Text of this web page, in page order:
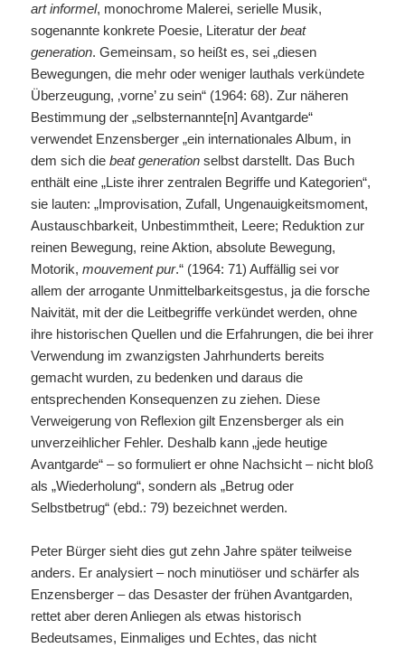
art informel, monochrome Malerei, serielle Musik,
sogenannte konkrete Poesie, Literatur derbeat
generation. Gemeinsam, so heißt es, sei „diesen
Bewegungen, die mehr oder weniger lauthals verkündete
Überzeugung, ‚vorne’ zu sein“ (1964: 68). Zur näheren
Bestimmung der „selbsternannte[n] Avantgarde“
verwendet Enzensberger „ein internationales Album, in
dem sich diebeat generation selbst darstellt. Das Buch
enthält eine „Liste ihrer zentralen Begriffe und Kategorien“,
sie lauten: „Improvisation, Zufall, Ungenauigkeitsmoment,
Austauschbarkeit, Unbestimmtheit, Leere; Reduktion zur
reinen Bewegung, reine Aktion, absolute Bewegung,
Motorik,mouvement pur.“ (1964: 71) Auffällig sei vor
allem der arrogante Unmittelbarkeitsgestus, ja die forsche
Naivität, mit der die Leitbegriffe verkündet werden, ohne
ihre historischen Quellen und die Erfahrungen, die bei ihrer
Verwendung im zwanzigsten Jahrhunderts bereits
gemacht wurden, zu bedenken und daraus die
entsprechenden Konsequenzen zu ziehen. Diese
Verweigerung von Reflexion gilt Enzensberger als ein
unverzeihlicher Fehler. Deshalb kann „jede heutige
Avantgarde“ – so formuliert er ohne Nachsicht – nicht bloß
als „Wiederholung“, sondern als „Betrug oder
Selbstbetrug“ (ebd.: 79) bezeichnet werden.
Peter Bürger sieht dies gut zehn Jahre später teilweise
anders. Er analysiert – noch minutiöser und schärfer als
Enzensberger – das Desaster der frühen Avantgarden,
rettet aber deren Anliegen als etwas historisch
Bedeutsames, Einmaliges und Echtes, das nicht